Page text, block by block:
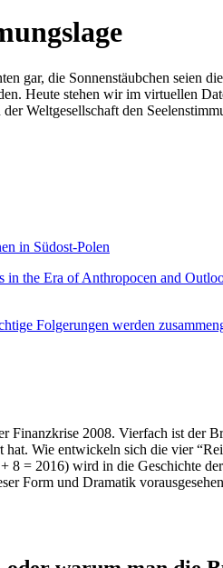
gar, die Sonnenstäubchen seien
Heute stehen wir im virtuellen
Weltgesellschaft den
in Südost-Polen
the Era of Anthropocen and
Folgerungen werden
Finanzkrise 2008. Vierfach ist
Wie entwickeln sich die vier
= 2016) wird in die Geschichte
Form und Dramatik